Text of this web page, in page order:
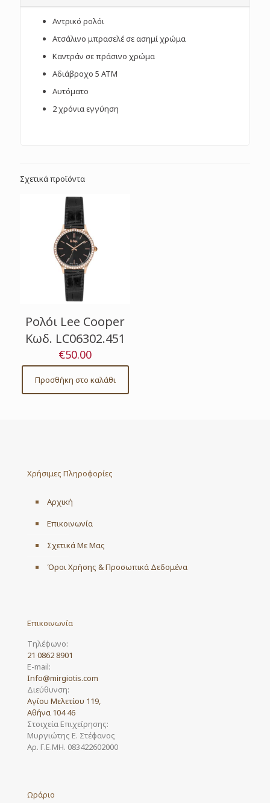
Αντρικό ρολόι
Ατσάλινο μπρασελέ σε ασημί χρώμα
Καντράν σε πράσινο χρώμα
Αδιάβροχο 5 ΑΤΜ
Αυτόματο
2 χρόνια εγγύηση
Σχετικά προϊόντα
Ρολόι Lee Cooper
Κωδ. LC06302.451
€50.00
Προσθήκη στο καλάθι
Χρήσιμες Πληροφορίες
Αρχική
Επικοινωνία
Σχετικά Με Μας
Όροι Χρήσης & Προσωπικά Δεδομένα
Επικοινωνία
Τηλέφωνο:
21 0862 8901
E-mail:
Info@mirgiotis.com
Διεύθυνση:
Αγίου Μελετίου 119,
Αθήνα 104 46
Στοιχεία Επιχείρησης:
Μυργιώτης Ε. Στέφανος
Αρ. Γ.Ε.ΜΗ. 083422602000
Ωράριο